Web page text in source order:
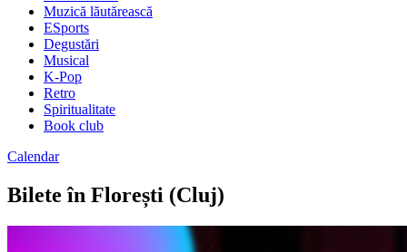
Muzică lăutărească
ESports
Degustări
Musical
K-Pop
Retro
Spiritualitate
Book club
Calendar
Bilete în Florești (Cluj)